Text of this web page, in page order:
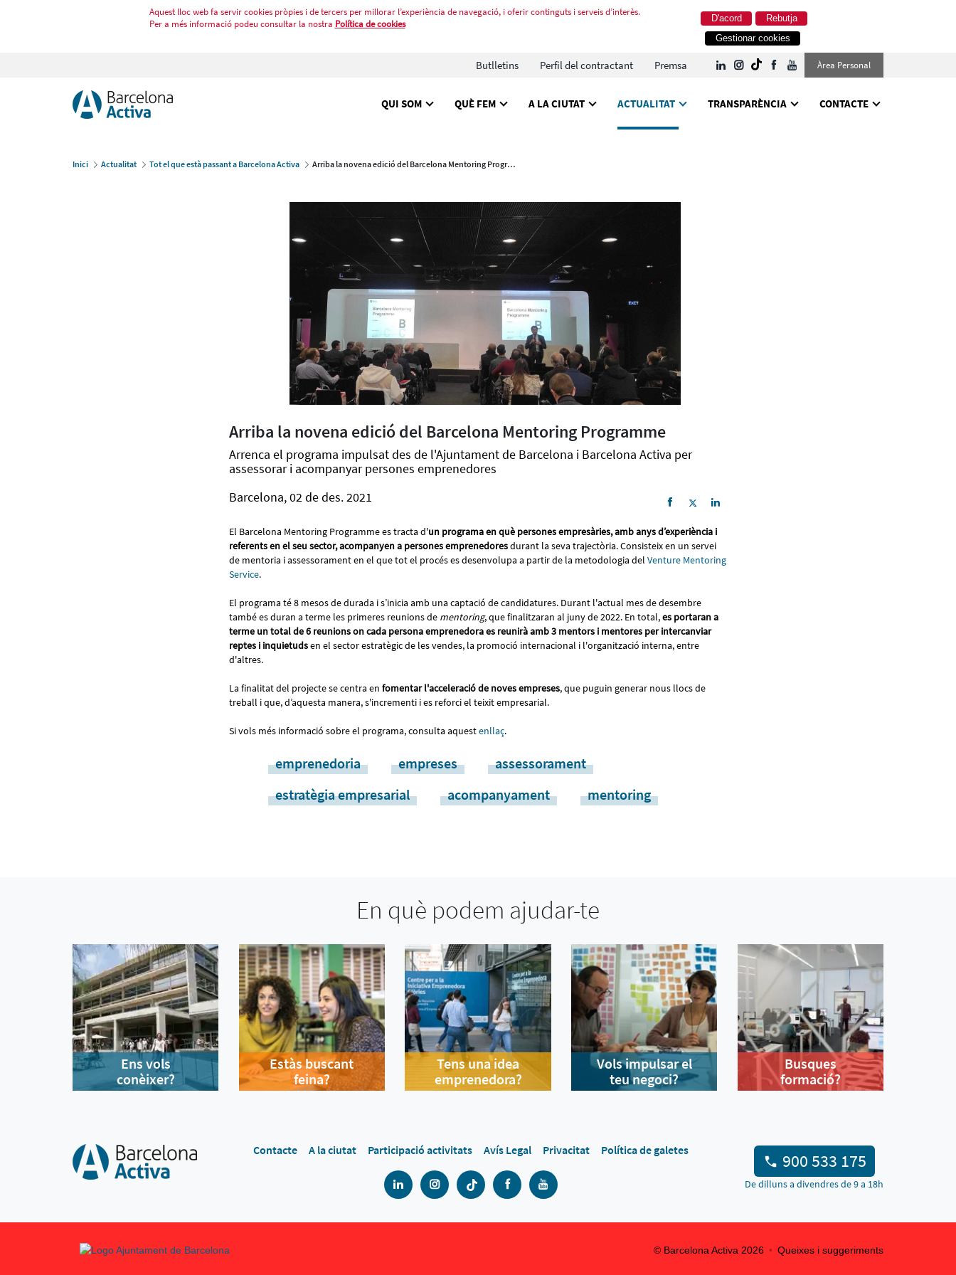
Aquest lloc web fa servir cookies pròpies i de tercers per millorar l’experiència de navegació, i oferir continguts i serveis d’interès.
Per a més informació podeu consultar la nostra Política de cookies Rebutja
D'acord
Gestionar cookies
Butlletins Perfil del contractant Premsa Àrea Personal
QUI SOM QUÈ FEM A LA CIUTAT ACTUALITAT TRANSPARÈNCIA CONTACTE
Inici Actualitat Tot el que està passant a Barcelona Activa Arriba la novena edició del Barcelona Mentoring Programme
Arriba la novena edició del Barcelona Mentoring Programme
Arrenca el programa impulsat des de l'Ajuntament de Barcelona i Barcelona Activa per
assessorar i acompanyar persones emprenedores
Barcelona, 02 de des. 2021
El Barcelona Mentoring Programme es tracta d'un programa en què persones empresàries, amb anys d’experiència i
referents en el seu sector, acompanyen a persones emprenedoresdurant la seva trajectòria. Consisteix en un servei
de mentoria i assessorament en el que tot el procés es desenvolupa a partir de la metodologia del Venture Mentoring
Service.
El programa té 8 mesos de durada i s’inicia amb una captació de candidatures. Durant l'actual mes de desembre
també es duran a terme les primeres reunions de mentoring, que finalitzaran al juny de 2022. En total,es portaran a
terme un total de 6 reunions on cada persona emprenedora es reunirà amb 3 mentors i mentores per intercanviar
reptes i inquietudsen el sector estratègic de les vendes, la promoció internacional i l'organització interna, entre
d'altres.
La finalitat del projecte se centra en fomentar l'acceleració de noves empreses, que puguin generar nous llocs de
treball i que, d’aquesta manera, s'incrementi i es reforci el teixit empresarial.
Si vols més informació sobre el programa, consulta aquestenllaç.
emprenedoria empreses
assessorament
estratègia empresarial
acompanyament mentoring
En què podem ajudar-te
Ens vols
conèixer?
Estàs buscant
feina?
Tens una idea
emprenedora?
Vols impulsar el
teu negoci?
Busques
formació?
Contacte A la ciutat Participació activitats Avís Legal Privacitat Política de galetes
900 533 175
De dilluns a divendres de 9 a 18h
© Barcelona Activa 2026 Queixes i suggeriments